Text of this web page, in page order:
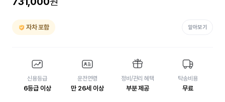
자차 포함 알아보기
신용등급
6등급 이상
운전연령
만 26세 이상
정비/관리 혜택
부분 제공
탁송비용
무료